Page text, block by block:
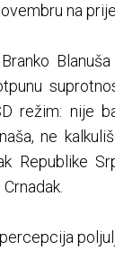
na
režim: nije
ne
Republike